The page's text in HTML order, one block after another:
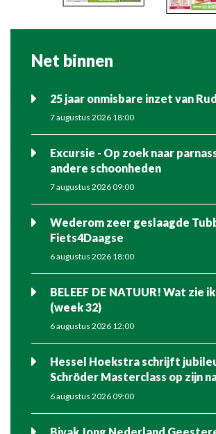
Net binnen
25 jaar onmisbare inzet van
7 augustus 2026 18:00
Excursie - Op zoek naar
andere schoonheden
7 augustus 2026 09:00
Wederom zeer geslaagde Tubbergse
Fiets4Daagse
6 augustus 2026 18:00
BELEEF DE NATUUR! Wat zie
(week 32)
6 augustus 2026 12:00
Hessel Hoekstra schrijft
Schröder Masterclass op zijn
6 augustus 2026 09:00
Bivak Jong Nederland Geesteren